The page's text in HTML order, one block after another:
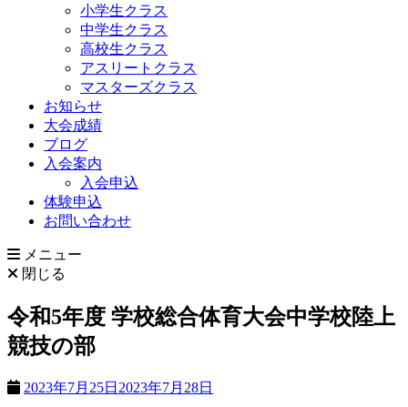
小学生クラス
中学生クラス
高校生クラス
アスリートクラス
マスターズクラス
お知らせ
大会成績
ブログ
入会案内
入会申込
体験申込
お問い合わせ
メニュー
閉じる
令和5年度 学校総合体育大会中学校陸上
競技の部
2023年7月25日 2023年7月28日